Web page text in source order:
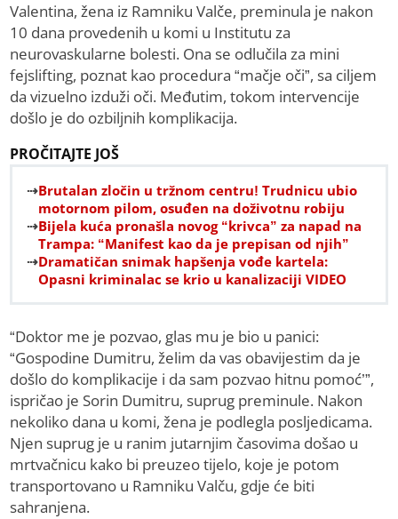
Valentina, žena iz Ramniku Valče, preminula je nakon
10 dana provedenih u komi u Institutu za
neurovaskularne bolesti. Ona se odlučila za mini
fejslifting, poznat kao procedura “mačje oči”, sa ciljem
da vizuelno izduži oči. Međutim, tokom intervencije
došlo je do ozbiljnih komplikacija.
PROČITAJTE JOŠ
Brutalan zločin u tržnom centru! Trudnicu ubio
motornom pilom, osuđen na doživotnu robiju
Bijela kuća pronašla novog “krivca” za napad na
Trampa: “Manifest kao da je prepisan od njih”
Dramatičan snimak hapšenja vođe kartela:
Opasni kriminalac se krio u kanalizaciji VIDEO
“Doktor me je pozvao, glas mu je bio u panici:
“Gospodine Dumitru, želim da vas obavijestim da je
došlo do komplikacije i da sam pozvao hitnu pomoć’”,
ispričao je Sorin Dumitru, suprug preminule. Nakon
nekoliko dana u komi, žena je podlegla posljedicama.
Njen suprug je u ranim jutarnjim časovima došao u
mrtvačnicu kako bi preuzeo tijelo, koje je potom
transportovano u Ramniku Valču, gdje će biti
sahranjena.